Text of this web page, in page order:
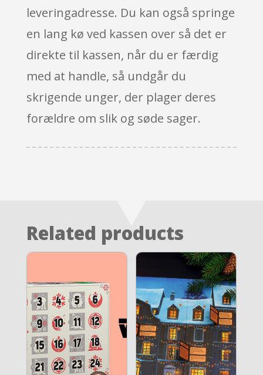
leveringadresse. Du kan også springe
en lang kø ved kassen over så det er
direkte til kassen, når du er færdig
med at handle, så undgår du
skrigende unger, der plager deres
forældre om slik og søde sager.
Related products